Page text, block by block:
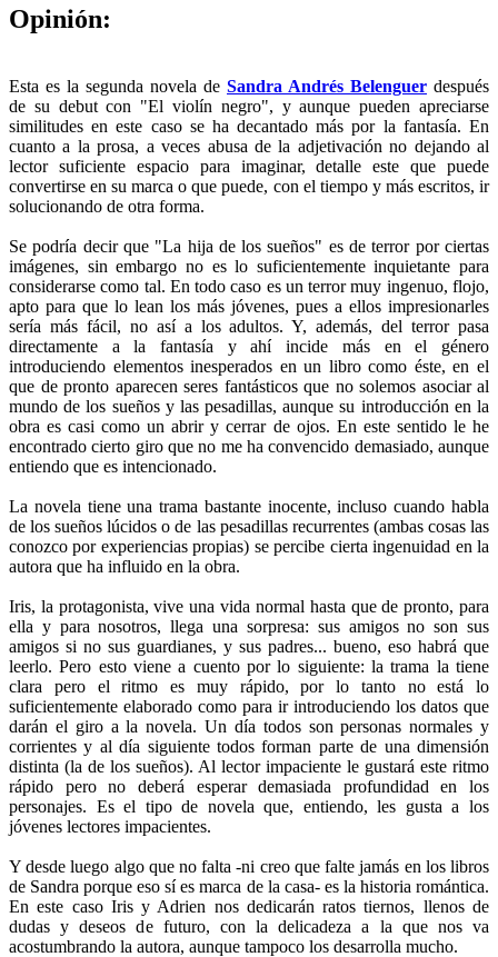
Opinión:
Esta es la segunda novela de Sandra Andrés Belenguer después
de su debut con "El violín negro", y aunque pueden apreciarse
similitudes en este caso se ha decantado más por la fantasía. En
cuanto a la prosa, a veces abusa de la adjetivación no dejando al
lector suficiente espacio para imaginar, detalle este que puede
convertirse en su marca o que puede, con el tiempo y más escritos, ir
solucionando de otra forma.
Se podría decir que "La hija de los sueños" es de terror por ciertas
imágenes, sin embargo no es lo suficientemente inquietante para
considerarse como tal. En todo caso es un terror muy ingenuo, flojo,
apto para que lo lean los más jóvenes, pues a ellos impresionarles
sería más fácil, no así a los adultos. Y, además, del terror pasa
directamente a la fantasía y ahí incide más en el género
introduciendo elementos inesperados en un libro como éste, en el
que de pronto aparecen seres fantásticos que no solemos asociar al
mundo de los sueños y las pesadillas, aunque su introducción en la
obra es casi como un abrir y cerrar de ojos. En este sentido le he
encontrado cierto giro que no me ha convencido demasiado, aunque
entiendo que es intencionado.
La novela tiene una trama bastante inocente, incluso cuando habla
de los sueños lúcidos o de las pesadillas recurrentes (ambas cosas las
conozco por experiencias propias) se percibe cierta ingenuidad en la
autora que ha influido en la obra.
Iris, la protagonista, vive una vida normal hasta que de pronto, para
ella y para nosotros, llega una sorpresa: sus amigos no son sus
amigos si no sus guardianes, y sus padres... bueno, eso habrá que
leerlo. Pero esto viene a cuento por lo siguiente: la trama la tiene
clara pero el ritmo es muy rápido, por lo tanto no está lo
suficientemente elaborado como para ir introduciendo los datos que
darán el giro a la novela. Un día todos son personas normales y
corrientes y al día siguiente todos forman parte de una dimensión
distinta (la de los sueños). Al lector impaciente le gustará este ritmo
rápido pero no deberá esperar demasiada profundidad en los
personajes. Es el tipo de novela que, entiendo, les gusta a los
jóvenes lectores impacientes.
Y desde luego algo que no falta -ni creo que falte jamás en los libros
de Sandra porque eso sí es marca de la casa- es la historia romántica.
En este caso Iris y Adrien nos dedicarán ratos tiernos, llenos de
dudas y deseos de futuro, con la delicadeza a la que nos va
acostumbrando la autora, aunque tampoco los desarrolla mucho.